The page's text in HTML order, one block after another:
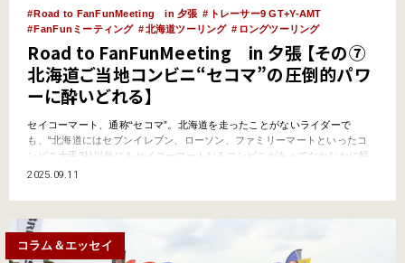
Road to FanFunMeeting in 夕張
トレーサー9 GT+Y-AMT
FanFunミーティング
北海道ツーリング ロングツーリング
Road to FanFunMeeting in 夕張 【その⑦
北海道ご当地コンビニ“セコマ”の圧倒的パワ
ーに酔いどれる】
セイコーマート、通称“セコマ”。北海道を走ったことがないライダーで
も、“北海道にはセブンイレブン、ローソン、ファミリーマートといったコ
ンビニ大手3社以外にもセイコーマートなるコンビニがあってなかなかに幅
を利かせている”……なんてことは聞いたことがあるだろう。今回はそんな
も北海道のドコにでもあるのがセイコーマー…
2025.09.11
コラム＆エッセイ